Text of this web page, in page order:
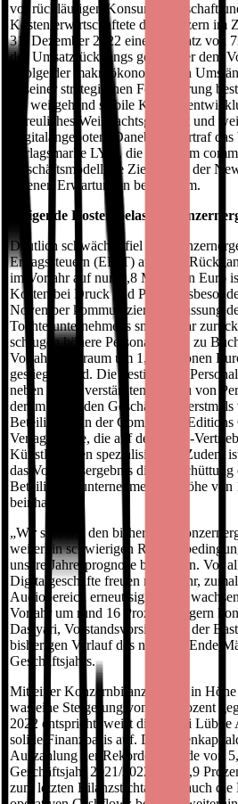
vor rückläufigen Konsumbereitschaft
Kosten erwirtschaftete der Konzern im
31. Dezember 2022 einen Umsatz von
des Umsatzrückgangs gegenüber dem
infolge der makroökonomischen
in seiner strategischen Fokussierung
die weitgehend stabile
erfreuliches Weihnachtsgeschäft und
Digitalangeboten. Daneben übertraf das
Verlagsmarke LYX, die mit ihrem
Geschäftsmodell die Zielgruppe der
eigenen Erwartungen bei Weitem.
Steigende Kosten belasten
Deutlich schwächer fiel das
Ertragssteuern (EBIT) aus. Der
im Vorjahr auf nun 4,8 Millionen Euro ist
Kosten bei Druck und Papier
November kommunizierte Anpassung
Tochterunternehmens smarticular
schlugen höhere Personalkosten zu
Vorjahreszeitraum um 1,5 Millionen
gestiegen sind. Die gestiegenen
neben einem verstärkten Aufbau von
der im laufenden Geschäftsjahr erstmals
Beteiligung an der Community Editions
Verlagsmarke, die auf den Buch-
Künstler:innen spezialisiert ist. Zudem
das Vorjahresergebnis die Ausschüttung
Beteiligungsunternehmens in Höhe von
beinhaltete.
„Wir sind mit den bisherigen
weiterhin schwierigen
unsere Jahresprognose bestätigen. Vor
Digitalgeschäfte freuen mich sehr,
Audiobereich erneut signifikant
Vorjahr um rund 16 Prozent steigern
Dastyari, Vorstandsvorsitzender der
bisherigen Verlauf des noch bis Ende
Geschäftsjahrs.
Mit einer Konzernbilanzsumme in
was eine Steigerung von 0,9 Prozent
2022 entspricht, weist die Bastei Lübbe
solide Finanzbasis auf. Die
Auszahlung der Rekorddividende von
Geschäftsjahr 2021/2022 bei 50,9
zum letzten Bilanzstichtag und auch die